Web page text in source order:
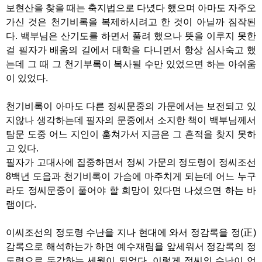
보현산을 찾을 때는 축지법으로 다녔다 했으며 아마도 자주오
가신 것은 천기비록을 복제하시려고 한 것이 아닐까 짐작된
다. 백부님은 산기도를 하면서 풀려 했으나 뜻을 이루지 못한
걸 필자가 배움의 길에서 대학을 다니면서 항상 심사숙고 했
는데 그 때 그 천기부록이 복사될 수만 있었으면 하는 아쉬움
이 있었다.
천기비록이 아마도 다른 정씨문중의 가문에서는 보전되고 있
지않나 생각하는데 필자의 문중에서 소지한 책이 백부님께서
탐문 도중 어느 지인이 훔쳐가서 지금은 그 흔적을 찾지 못하
고 있다.
필자가 고대사에 집중하면서 정씨 가문의 정도령이 정씨조선
8백년 도읍과 천기비록이 가슴에 마주치게 되는데 어느 누구
라도 정씨문중이 풀어야 할 희망이 있다면 나셨으면 하는 바
램이다.
이씨조선의 정도령 수난을 지나 현대에 와서 정감록을 정(正)
감록으로 해석하는가 하면 예수재림을 앞세워서 정감록의 정